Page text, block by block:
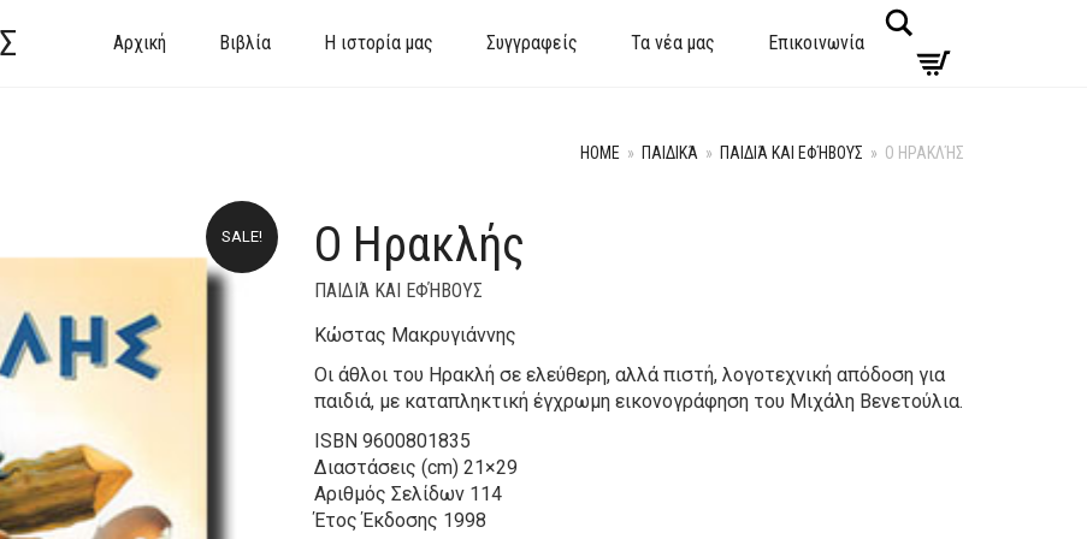
Αρχική Βιβλία Η ιστορία μας Συγγραφείς Τα νέα μας Επικοινωνία
HOME » ΠΑΙΔΙΚΆ » ΠΑΙΔΙΆ ΚΑΙ ΕΦΉΒΟΥΣ » Ο ΗΡΑΚΛΉΣ
SALE! Ο Ηρακλής
ΠΑΙΔΙΆ ΚΑΙ ΕΦΉΒΟΥΣ
Κώστας Μακρυγιάννης
Οι άθλοι του Ηρακλή σε ελεύθερη, αλλά πιστή, λογοτεχνική απόδοση για
παιδιά, με καταπληκτική έγχρωμη εικονογράφηση του Μιχάλη Βενετούλια.
ISBN 9600801835
Διαστάσεις (cm) 21×29
Αριθμός Σελίδων 114
Έτος Έκδοσης 1998